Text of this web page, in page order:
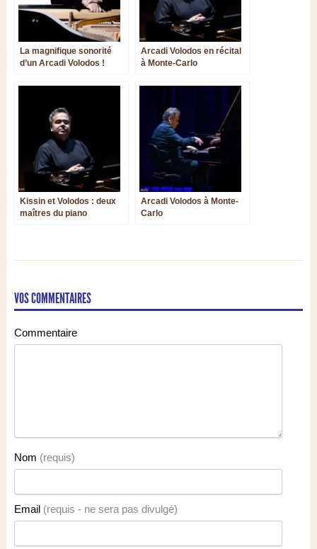
La magnifique sonorité
d’un Arcadi Volodos !
Arcadi Volodos en récital
à Monte-Carlo
Kissin et Volodos : deux
maîtres du piano
Arcadi Volodos à Monte-
Carlo
VOS COMMENTAIRES
Commentaire
Nom (requis)
Email (requis - ne sera pas divulgé)